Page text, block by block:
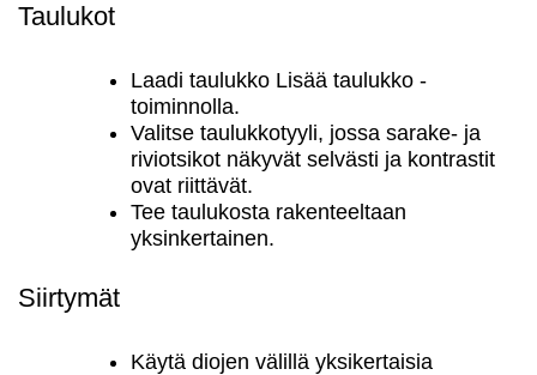
Taulukot
Laadi taulukko Lisää taulukko -
toiminnolla.
Valitse taulukkotyyli, jossa sarake- ja
riviotsikot näkyvät selvästi ja kontrastit
ovat riittävät.
Tee taulukosta rakenteeltaan
yksinkertainen.
Siirtymät
Käytä diojen välillä yksikertaisia